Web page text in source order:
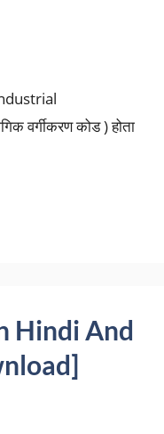
वर्गीकरण कोड ) होता
Hindi And